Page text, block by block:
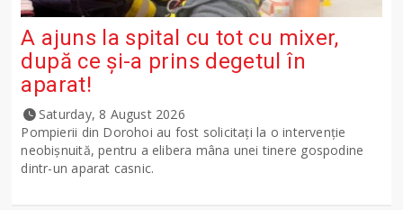
A ajuns la spital cu tot cu mixer,
după ce și-a prins degetul în
aparat!
Saturday, 8 August 2026
Pompierii din Dorohoi au fost solicitați la o intervenție
neobișnuită, pentru a elibera mâna unei tinere gospodine
dintr-un aparat casnic.